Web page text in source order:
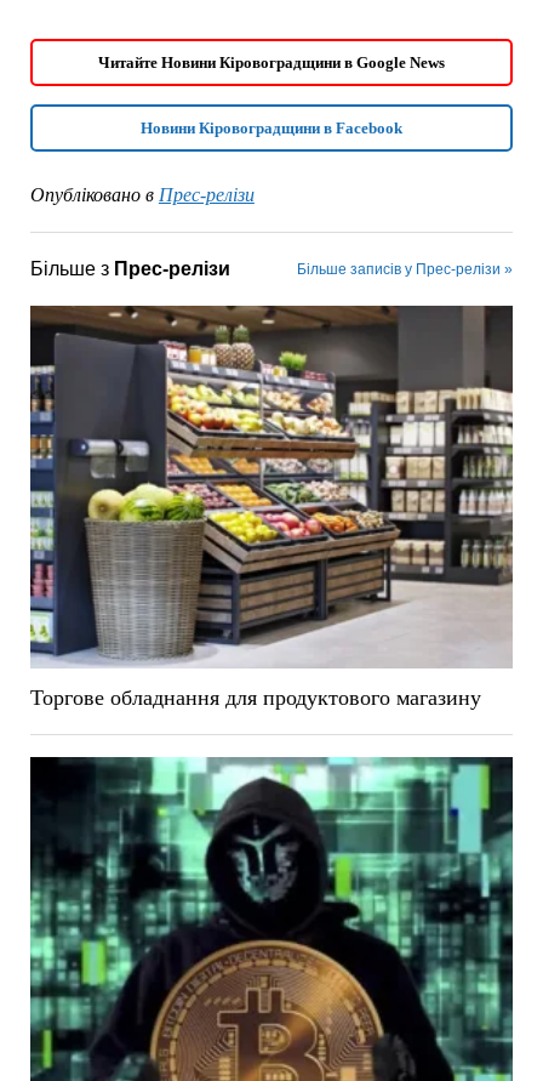
Читайте Новини Кіровоградщини в Google News
Новини Кіровоградщини в Facebook
Опубліковано в Прес-релізи
Більше з Прес-релізи Більше записів у Прес-релізи »
Торгове обладнання для продуктового магазину